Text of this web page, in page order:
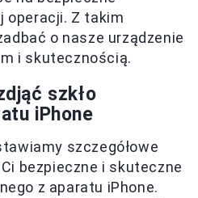
operacji. Z takim
o nasze urządzenie
i skutecznością.
szkło
iPhone
szczegółowe
bezpieczne i skuteczne
z aparatu iPhone.